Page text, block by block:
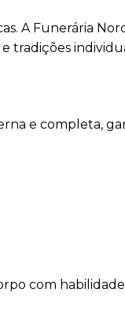
A Funerária
tradições
e completa,
com